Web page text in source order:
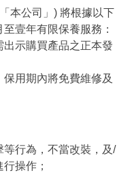
本公司」) 將根據以下
壹年有限保養服務：
示購買產品之正本發
用期內將免費維修及
行為，不當改裝，及/
操作；